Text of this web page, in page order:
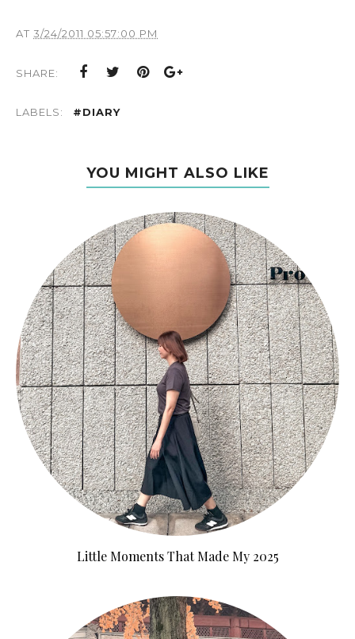
AT 3/24/2011 05:57:00 PM
SHARE:
LABELS: #DIARY
YOU MIGHT ALSO LIKE
Little Moments That Made My 2025